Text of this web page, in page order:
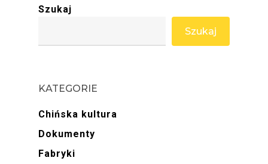
Szukaj
Szukaj
KATEGORIE
Chińska kultura
Dokumenty
Fabryki